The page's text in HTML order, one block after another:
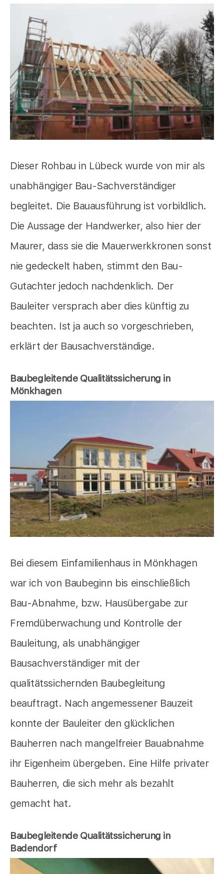
Dieser Rohbau in Lübeck wurde von mir als
unabhängiger Bau-Sachverständiger
begleitet. Die Bauausführung ist vorbildlich.
Die Aussage der Handwerker, also hier der
Maurer, dass sie die Mauerwerkkronen sonst
nie gedeckelt haben, stimmt den Bau-
Gutachter jedoch nachdenklich. Der
Bauleiter versprach aber dies künftig zu
beachten. Ist ja auch so vorgeschrieben,
erklärt der Bausachverständige.
Baubegleitende Qualitätssicherung in
Mönkhagen
Bei diesem Einfamilienhaus in Mönkhagen
war ich von Baubeginn bis einschließlich
Bau-Abnahme, bzw. Hausübergabe zur
Fremdüberwachung und Kontrolle der
Bauleitung, als unabhängiger
Bausachverständiger mit der
qualitätssichernden Baubegleitung
beauftragt. Nach angemessener Bauzeit
konnte der Bauleiter den glücklichen
Bauherren nach mangelfreier Bauabnahme
ihr Eigenheim übergeben. Eine Hilfe privater
Bauherren, die sich mehr als bezahlt
gemacht hat.
Baubegleitende Qualitätssicherung in
Badendorf